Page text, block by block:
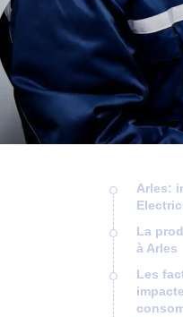
Arles:
La
à Arles
Les